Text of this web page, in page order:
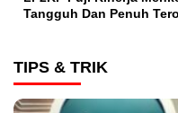
Tangguh Dan Penuh
TIPS & TRIK